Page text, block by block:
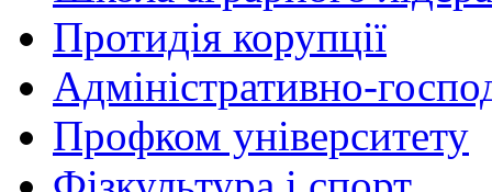
Протидія корупції
Адміністративно-
Профком університету